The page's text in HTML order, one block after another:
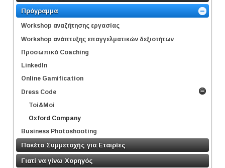
Πρόγραμμα
Workshop αναζήτησης εργασίας
Workshop ανάπτυξης επαγγελματικών δεξιοτήτων
Προσωπικό Coaching
LinkedIn
Online Gamification
Dress Code
Toi&Moi
Oxford Company
Business Photoshooting
Πακέτα Συμμετοχής για Εταιρίες
Γιατί να γίνω Χορηγός